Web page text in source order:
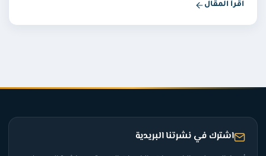
اقرأ المقال
— كيفية زيادة متابعين الانستقرام: خطة عملية خطوة بخطوة
اشترك في نشرتنا البريدية